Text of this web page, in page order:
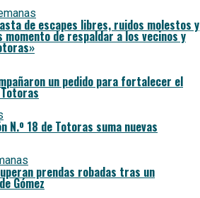
de escapes libres, ruidos molestos y
de respaldar a los vecinos y
un pedido para fortalecer el
N.º 18 de Totoras suma nuevas
prendas robadas tras un
Gómez